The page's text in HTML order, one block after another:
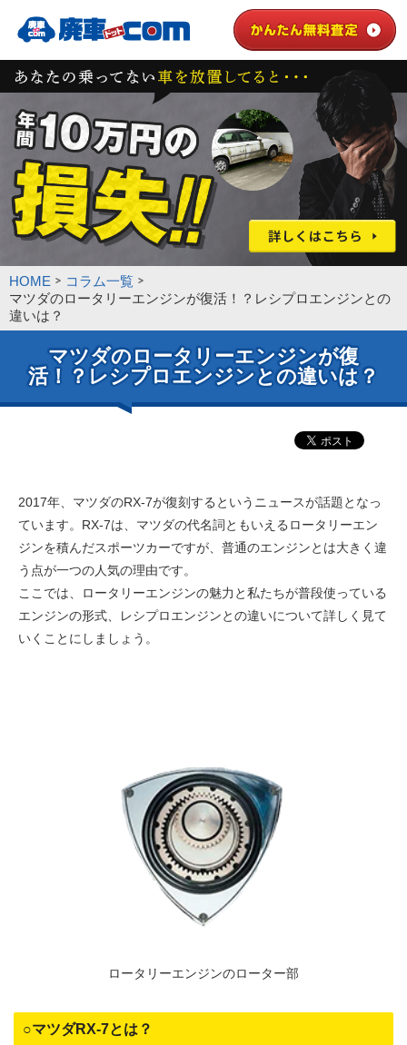
HOME
コラム一覧
マツダのロータリーエンジンが復活！？レシプロエンジンとの
違いは？
マツダのロータリーエンジンが復
活！？レシプロエンジンとの違いは？
2017年、マツダのRX-7が復刻するというニュースが話題となっ
ています。RX-7は、マツダの代名詞ともいえるロータリーエン
ジンを積んだスポーツカーですが、普通のエンジンとは大きく違
う点が一つの人気の理由です。
ここでは、ロータリーエンジンの魅力と私たちが普段使っている
エンジンの形式、レシプロエンジンとの違いについて詳しく見て
いくことにしましょう。
ロータリーエンジンのローター部
○マツダRX-7とは？